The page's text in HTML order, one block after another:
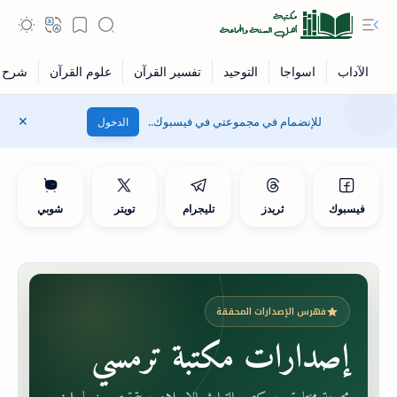
للإنضمام في مجموعتي في فيسبوك.. الدخول
فيسبوك ثريدز تليجرام تويتر شوبي
فهرس الإصدارات المحققة
إصدارات مكتبة ترمسي